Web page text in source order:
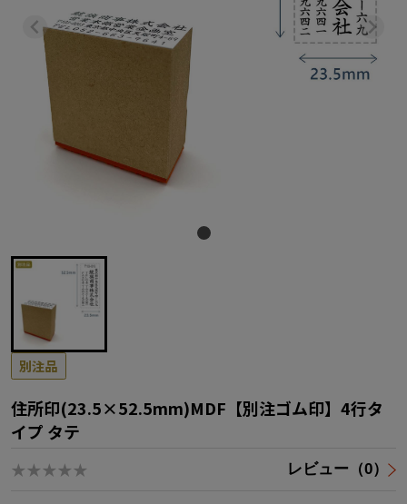
別注品
住所印(23.5×52.5mm)MDF【別注ゴム印】4行タ
イプ タテ
★★★★★ レビュー（0）